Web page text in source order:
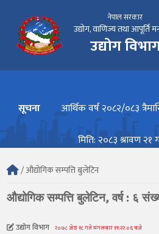
नेपाल सरकार
उद्योग, वाणिज्य तथा आपूर्ति
उद्योग
सूचना आर्थिक वर्ष २०८२/०८३
मिति: २०८३ श्रावण २१
/ औद्योगिक सम्पत्ति बुलेटिन
औद्योगिक सम्पत्ति बुलेटिन, वर्ष : ६
उद्योग विभाग २०७८ जेठ १८ गते मंगलबार ११:२२:०६ बजे